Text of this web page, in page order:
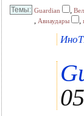
Guardian ,
, Авиаудары ,